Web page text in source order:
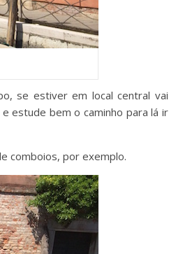
se estiver em local central vai
estude bem o caminho para lá ir
comboios, por exemplo.